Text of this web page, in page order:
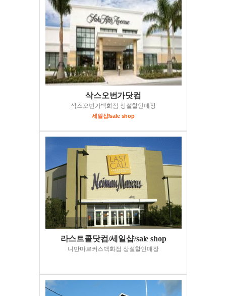
삭스오번가닷컴
삭스오번가백화점 상설할인매장
세일샵/sale shop
라스트콜닷컴/세일샵/sale shop
니만마르커스백화점 상설할인매장